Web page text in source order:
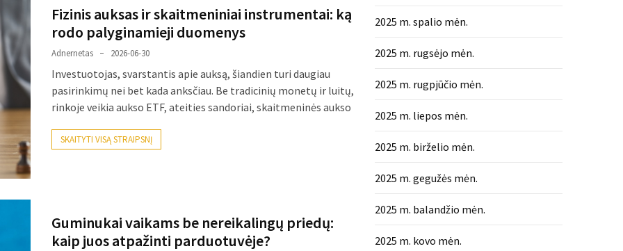
Fizinis auksas ir skaitmeniniai instrumentai: ką
rodo palyginamieji duomenys
Adnernetas 2026-06-30
Investuotojas, svarstantis apie auksą, šiandien turi daugiau
pasirinkimų nei bet kada anksčiau. Be tradicinių monetų ir luitų,
rinkoje veikia aukso ETF, ateities sandoriai, skaitmeninės aukso
SKAITYTI VISĄ STRAIPSNĮ
Guminukai vaikams be nereikalingų priedų:
kaip juos atpažinti parduotuvėje?
2025 m. spalio mėn.
2025 m. rugsėjo mėn.
2025 m. rugpjūčio mėn.
2025 m. liepos mėn.
2025 m. birželio mėn.
2025 m. gegužės mėn.
2025 m. balandžio mėn.
2025 m. kovo mėn.